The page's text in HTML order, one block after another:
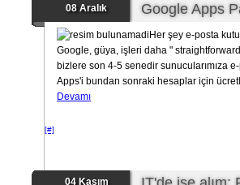
08 Aralık Google Apps
Her şey e-posta
Google, güya, işleri daha "
bizlere son 4-5 senedir sunucularımıza
Apps'i bundan sonraki hesaplar için
Devamı
[#]
04 Kasım